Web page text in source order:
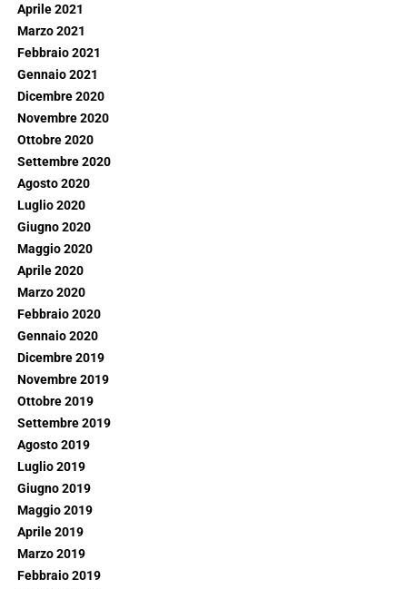
Aprile 2021
Marzo 2021
Febbraio 2021
Gennaio 2021
Dicembre 2020
Novembre 2020
Ottobre 2020
Settembre 2020
Agosto 2020
Luglio 2020
Giugno 2020
Maggio 2020
Aprile 2020
Marzo 2020
Febbraio 2020
Gennaio 2020
Dicembre 2019
Novembre 2019
Ottobre 2019
Settembre 2019
Agosto 2019
Luglio 2019
Giugno 2019
Maggio 2019
Aprile 2019
Marzo 2019
Febbraio 2019